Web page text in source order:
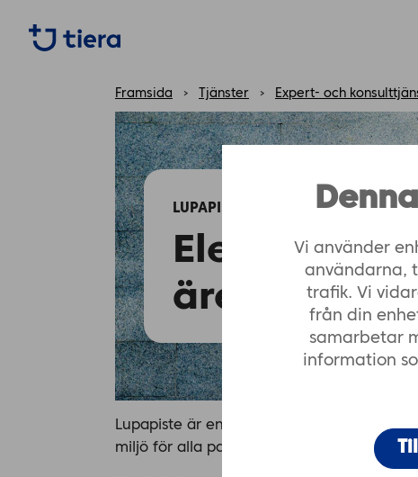
Vi använder
användarna,
trafik. Vi
från din
samarbetar
information
https://tiera.fi/name
Framsida › Tjänster › Expert- och
LUPAPISTE
Elektronisk
Lupapiste är en digital
miljö för alla parter: kommunala aktörer